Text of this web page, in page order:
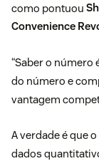
como pontuou
Convenience
“Saber o número
do número e
vantagem
A verdade é que
dados